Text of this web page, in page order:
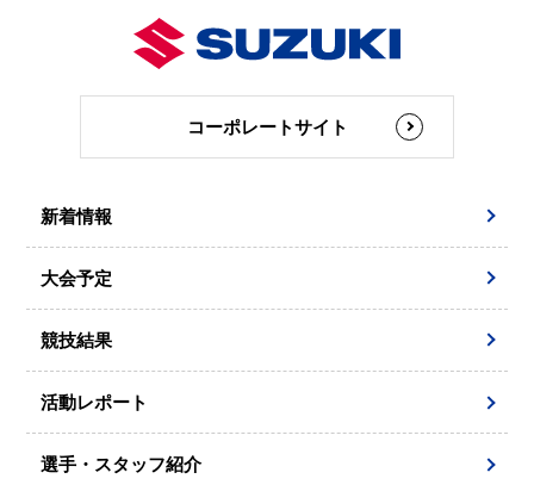
コーポレートサイト
新着情報
大会予定
競技結果
活動レポート
選手・スタッフ紹介